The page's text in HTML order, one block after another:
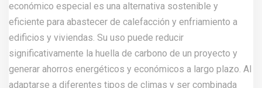
económico especial es una alternativa sostenible y
eficiente para abastecer de calefacción y enfriamiento a
edificios y viviendas. Su uso puede reducir
significativamente la huella de carbono de un proyecto y
generar ahorros energéticos y económicos a largo plazo. Al
adaptarse a diferentes tipos de climas y ser combinada